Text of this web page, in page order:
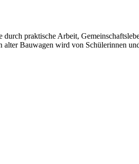
praktische Arbeit,
Bauwagen wird von Schülerinnen